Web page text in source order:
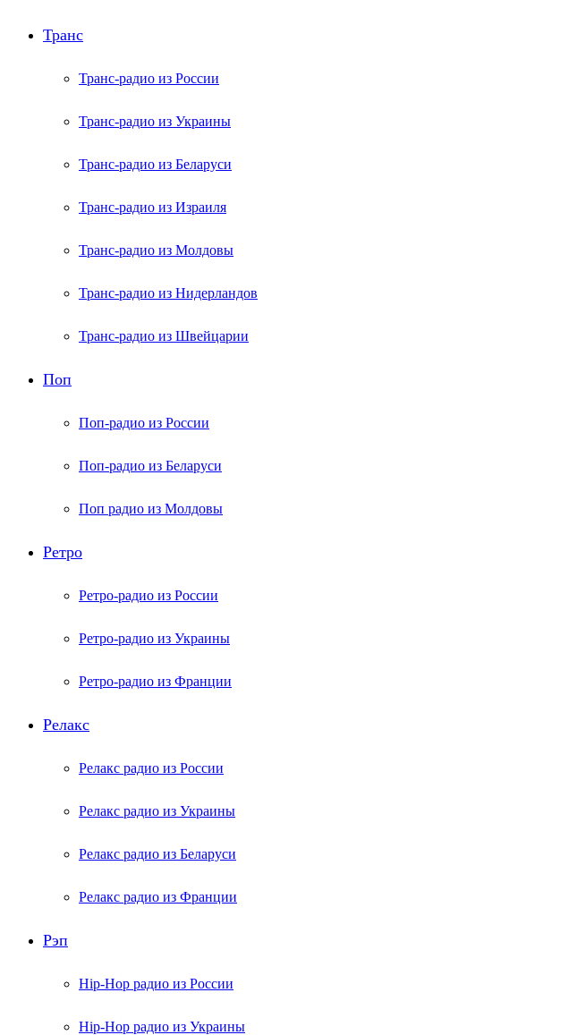
Транс
Транс-радио из России
Транс-радио из Украины
Транс-радио из Беларуси
Транс-радио из Израиля
Транс-радио из Молдовы
Транс-радио из Нидерландов
Транс-радио из Швейцарии
Поп
Поп-радио из России
Поп-радио из Беларуси
Поп радио из Молдовы
Ретро
Ретро-радио из России
Ретро-радио из Украины
Ретро-радио из Франции
Релакс
Релакс радио из России
Релакс радио из Украины
Релакс радио из Беларуси
Релакс радио из Франции
Рэп
Hip-Hop радио из России
Hip-Hop радио из Украины